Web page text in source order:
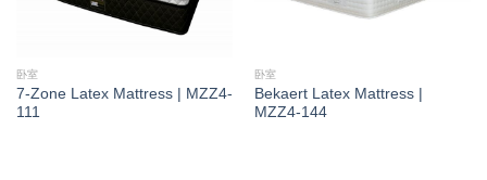
卧室
7-Zone Latex Mattress | MZZ4-
111
卧室
Bekaert Latex Mattress |
MZZ4-144